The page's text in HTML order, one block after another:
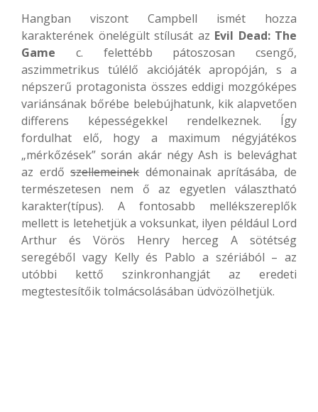
Hangban viszont Campbell ismét hozza
karakterének önelégült stílusát az Evil Dead: The
Game c. felettébb pátoszosan csengő,
aszimmetrikus túlélő akciójáték apropóján, s a
népszerű protagonista összes eddigi mozgóképes
variánsának bőrébe belebújhatunk, kik alapvetően
differens képességekkel rendelkeznek. Így
fordulhat elő, hogy a maximum négyjátékos
„mérkőzések” során akár négy Ash is belevághat
az erdőszellemeinekdémonainak aprításába, de
természetesen nem ő az egyetlen választható
karakter(típus). A fontosabb mellékszereplők
mellett is letehetjük a voksunkat, ilyen például Lord
Arthur és Vörös Henry herceg A sötétség
seregéből vagy Kelly és Pablo a szériából – az
utóbbi kettő szinkronhangját az eredeti
megtestesítőik tolmácsolásában üdvözölhetjük.